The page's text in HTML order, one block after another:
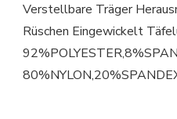
Verstellbare Träger
Rüschen Eingewickelt